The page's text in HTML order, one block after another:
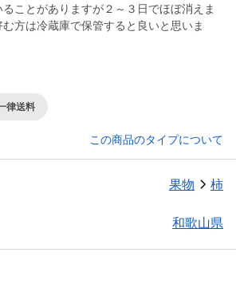
ことがありますが２～３日でほぼ消えま
方は冷蔵庫で保管すると良いと思いま
律送料
この商品のタイプについて
果物 柿
和歌山県